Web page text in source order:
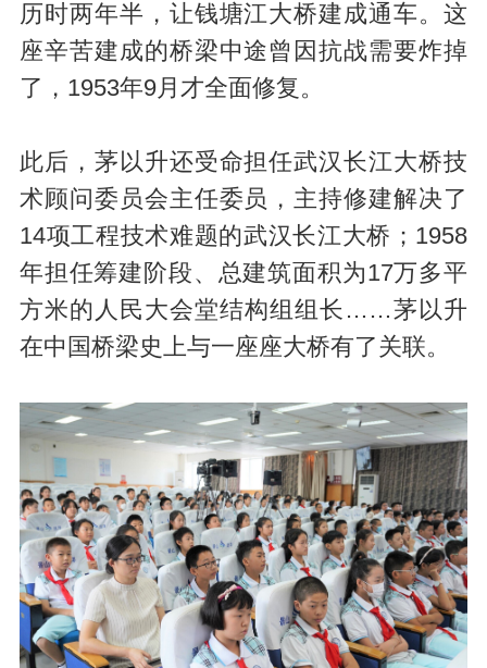
历时两年半，让钱塘江大桥建成通车。这
座辛苦建成的桥梁中途曾因抗战需要炸掉
了，1953年9月才全面修复。
此后，茅以升还受命担任武汉长江大桥技
术顾问委员会主任委员，主持修建解决了
14项工程技术难题的武汉长江大桥；1958
年担任筹建阶段、总建筑面积为17万多平
方米的人民大会堂结构组组长……茅以升
在中国桥梁史上与一座座大桥有了关联。